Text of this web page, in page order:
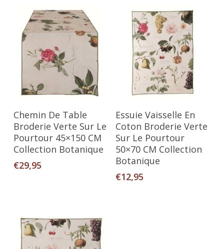
Ajouter Au Panier
Chemin De Table
Broderie Verte Sur Le
Pourtour 45×150 CM
Collection Botanique
€29,95
Ajouter Au Panier
Essuie Vaisselle En
Coton Broderie Verte
Sur Le Pourtour
50×70 CM Collection
Botanique
€12,95